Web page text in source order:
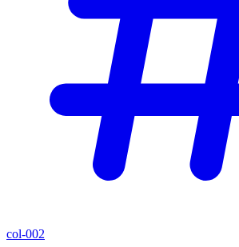
col-002